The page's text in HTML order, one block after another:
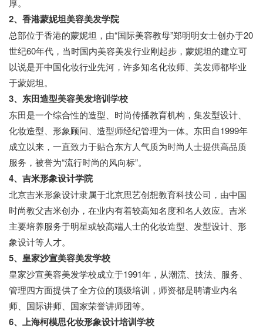
厚。
2、香港蒙妮坦美容美发学院
总部位于香港的蒙妮坦，由“国际美容教母”郑明明女士创办于20
世纪60年代，当时国内美容美发行业刚起步，蒙妮坦的建立可
以说是开中国化妆行业先河，许多知名化妆师、美发师都毕业
于蒙妮坦。
3、东田造型美容美发培训学校
东田是一个综合性的造型、时尚传播教育机构，集发型设计、
化妆造型、形象顾问、造型师经纪管理为一体。东田自1999年
成立以来，一直致力于贴合东方人气质为时尚人士提供高品质
服务，被誉为“流行时尚的风向标”。
4、吉米形象设计学院
北京吉米形象设计隶属于北京思艺创想教育科技公司，由中国
时尚教父吉米创办，在业内有着较高知名度和名人效应。吉米
主要培养服务于明星或较高端人士的化妆造型、发型设计、形
象设计等人才。
5、皇家沙宣美容美发学校
皇家沙宣美容美发学校成立于1991年，从潮流、技法、服务、
管理四方面提供了全方位的顶级培训，师资都是聘请业内名
师、国际讲师、国家荣誉讲师团等。
6、上海柯模思化妆形象设计培训学校